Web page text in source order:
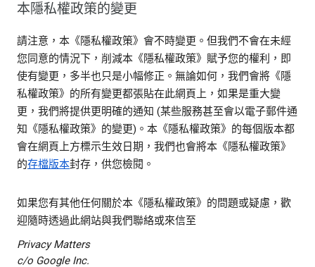
本隱私權政策的變更
請注意，本《隱私權政策》會不時變更。但我們不會在未經
您同意的情況下，削減本《隱私權政策》賦予您的權利，即
使有變更，多半也只是小幅修正。無論如何，我們會將《隱
私權政策》的所有變更都張貼在此網頁上，如果是重大變
更，我們將提供更明確的通知 (某些服務甚至會以電子郵件通
知《隱私權政策》的變更)。本《隱私權政策》的每個版本都
會在網頁上方標示生效日期，我們也會將本《隱私權政策》
的存檔版本封存，供您檢閱。
如果您有其他任何關於本《隱私權政策》的問題或疑慮，歡
迎隨時透過此網站與我們聯絡或來信至
Privacy Matters
c/o Google Inc.